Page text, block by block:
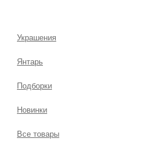
Украшения
Янтарь
Подборки
Новинки
Все товары